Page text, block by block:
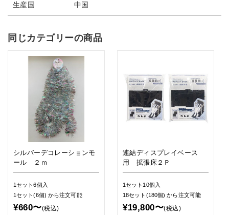
生産国 中国
同じカテゴリーの商品
シルバーデコレーションモ
ール ２ｍ
1セット6個入
1セット(6個) から注文可能
¥660〜(税込)
連結ディスプレイベース
用 拡張床２Ｐ
1セット10個入
18セット(180個)から注文可能
¥19,800〜(税込)